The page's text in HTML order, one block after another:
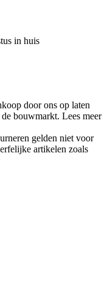
in huis
door ons op laten
bouwmarkt. Lees meer
gelden niet voor
artikelen zoals